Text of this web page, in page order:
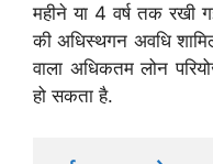
महीने या 4 वर्ष तक
की अधिस्थगन अवधि
वाला अधिकतम लोन
हो सकता है.